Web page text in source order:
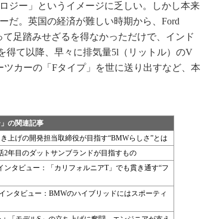
イノベーション
製造業ビッグデータ
メイドインジャパン
植物工場
制御セキュリティ
新型コロナへの対応
ジー」というイメージに乏しい。しかし本来
だ。英国の経済が難しい時期から、Ford
足踏みせざるを得なかっただけで、インド
得て以降、早々に排気量5l（リットル）のV
カーの「Fタイプ」を世に送り出すなど、本
の関連記事
上げの開発担当取締役が目指す“BMWらしさ”とは
年目のダットサンブランドが目指すもの
タビュー：「カリフォルニアT」でも貫き通す“フ
ンタビュー：BMWのハイブリッドにはスポーティ